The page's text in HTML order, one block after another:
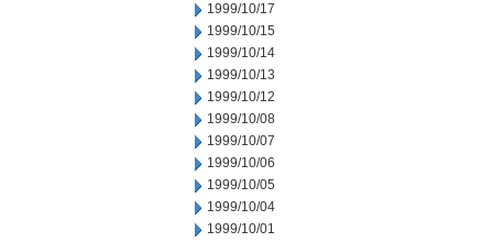
1999/10/17
1999/10/15
1999/10/14
1999/10/13
1999/10/12
1999/10/08
1999/10/07
1999/10/06
1999/10/05
1999/10/04
1999/10/01